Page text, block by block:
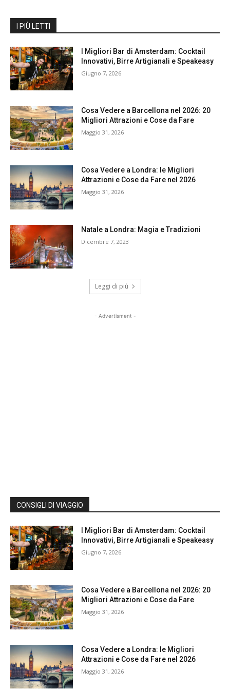
I PIÙ LETTI
I Migliori Bar di Amsterdam: Cocktail
Innovativi, Birre Artigianali e Speakeasy
Giugno 7, 2026
Cosa Vedere a Barcellona nel 2026: 20
Migliori Attrazioni e Cose da Fare
Maggio 31, 2026
Cosa Vedere a Londra: le Migliori
Attrazioni e Cose da Fare nel 2026
Maggio 31, 2026
Natale a Londra: Magia e Tradizioni
Dicembre 7, 2023
Leggi di più
- Advertisment -
CONSIGLI DI VIAGGIO
I Migliori Bar di Amsterdam: Cocktail
Innovativi, Birre Artigianali e Speakeasy
Giugno 7, 2026
Cosa Vedere a Barcellona nel 2026: 20
Migliori Attrazioni e Cose da Fare
Maggio 31, 2026
Cosa Vedere a Londra: le Migliori
Attrazioni e Cose da Fare nel 2026
Maggio 31, 2026